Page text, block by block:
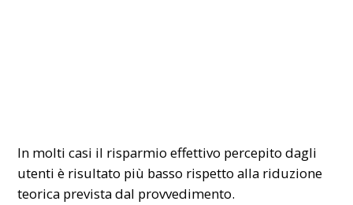
In molti casi il risparmio effettivo percepito dagli
utenti è risultato più basso rispetto alla riduzione
teorica prevista dal provvedimento.